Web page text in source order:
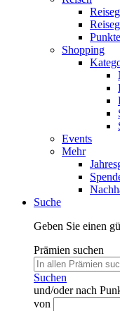
Shopping
Events
Mehr
Suche
Geben Sie einen
Prämien suchen
Suchen
und/oder nach
von